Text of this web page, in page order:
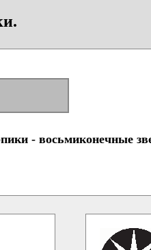
- восьмиконечные